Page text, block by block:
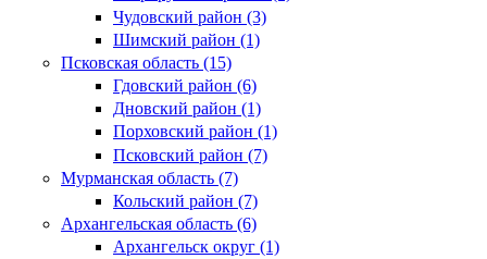
Чудовский район (3)
Шимский район (1)
Псковская область (15)
Гдовский район (6)
Дновский район (1)
Порховский район (1)
Псковский район (7)
Мурманская область (7)
Кольский район (7)
Архангельская область (6)
Архангельск округ (1)